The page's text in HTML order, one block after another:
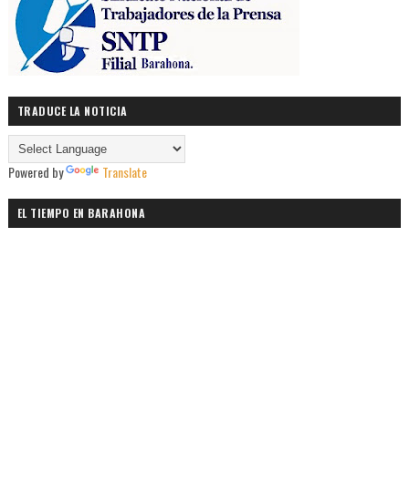
TRADUCE LA NOTICIA
Powered by Translate
EL TIEMPO EN BARAHONA